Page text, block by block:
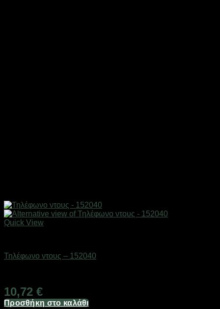
Quick View
Τηλέφωνο ντους – 152040
10,72 €
Προσθήκη στο καλάθι